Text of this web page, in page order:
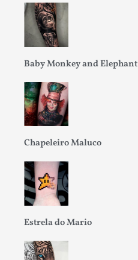
Baby Monkey and Elephant
Chapeleiro Maluco
Estrela do Mario